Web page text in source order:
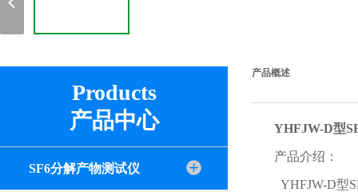
Products
产品中心
SF6分解产物测试仪
产品概述
YHFJW-D型
产品介绍：
YHFJW-D型